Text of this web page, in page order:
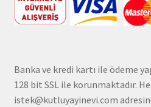
Banka ve kredi kartı ile ödeme
128 bit SSL ile korunmaktadır.
istek@kutluyayinevi.com